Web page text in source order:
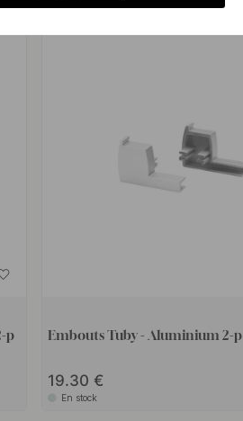
p Embouts Tuby - Aluminium 2-p
19.30
En stock